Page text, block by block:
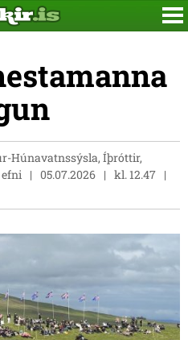
Húnavatnssýsla, Íþróttir,
05.07.2026
kl. 12.47